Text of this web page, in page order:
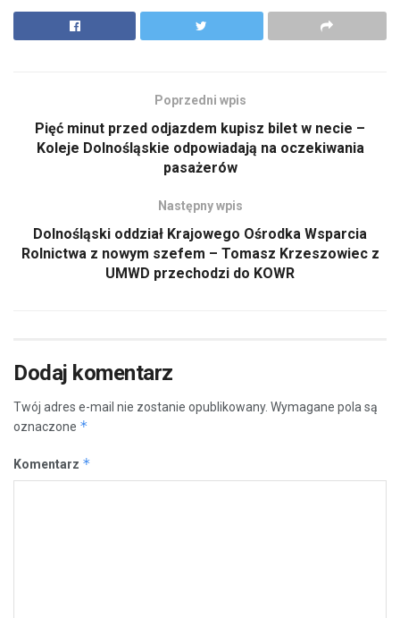
Poprzedni wpis
Pięć minut przed odjazdem kupisz bilet w necie –
Koleje Dolnośląskie odpowiadają na oczekiwania
pasażerów
Następny wpis
Dolnośląski oddział Krajowego Ośrodka Wsparcia
Rolnictwa z nowym szefem – Tomasz Krzeszowiec z
UMWD przechodzi do KOWR
Dodaj komentarz
Twój adres e-mail nie zostanie opublikowany. Wymagane pola są
oznaczone *
Komentarz *